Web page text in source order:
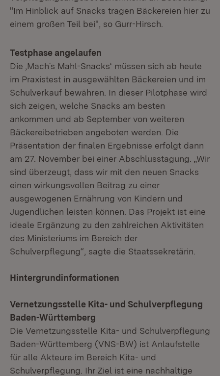
"Im Hinblick auf Snacks tragen Bäckereien hier zu
einem großen Teil bei", so Gurr-Hirsch.
Testphase angelaufen
Die ‚Mach´s Mahl-Snacks‘ müssen sich ab heute
im Praxistest in ausgewählten Bäckereien und im
Schulverkauf bewähren. In dieser Pilotphase wird
sich zeigen, welche Snacks am besten
ankommen und ab September von weiteren
Bäckereibetrieben angeboten werden. Die
Präsentation der finalen Ergebnisse erfolgt dann
am 27. November bei einer Abschlusstagung. „Wir
sind überzeugt, dass wir mit den neuen Snacks
einen wirkungsvollen Beitrag zu einer
ausgewogenen Ernährung von Kindern und
Jugendlichen leisten können. Das Projekt ist eine
ideale Ergänzung zu den zahlreichen Aktivitäten
des Ministeriums im Bereich der
Schulverpflegung“, sagte die Staatssekretärin.
Hintergrundinformationen
Vernetzungsstelle Kita- und Schulverpflegung
Baden-Württemberg
Die Vernetzungsstelle Kita- und Schulverpflegung
Baden-Württemberg (VNS-BW) ist Anlaufstelle
für alle Akteure im Bereich Kita- und
Schulverpflegung. Ihr Ziel ist eine nachhaltige